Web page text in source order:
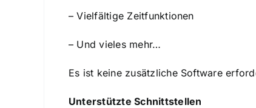
– Vielfältige Zeitfunktionen
– Und vieles mehr…
Es ist keine zusätzliche Software
Unterstützte Schnittstellen